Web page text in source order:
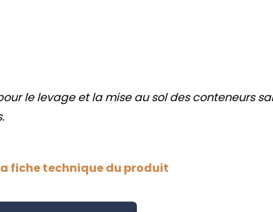
le levage et la mise au sol des conteneurs
fiche technique du produit